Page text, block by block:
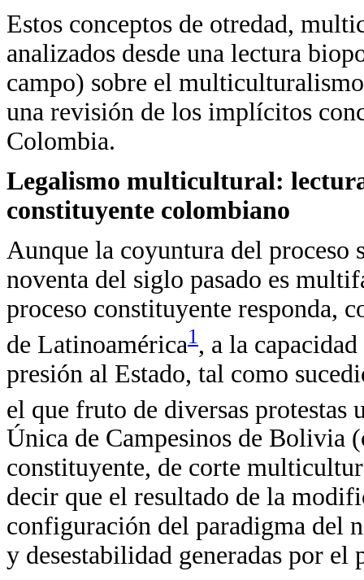
Estos conceptos de otredad,
analizados desde una lectura
campo) sobre el
una revisión de los implícitos
Colombia.
Legalismo multicultural:
constituyente colombiano
Aunque la coyuntura del proceso
noventa del siglo pasado es
proceso constituyente responda,
de Latinoamérica1, a la
presión al Estado, tal como
el que fruto de diversas protestas
Única de Campesinos de Bolivia
constituyente, de corte
decir que el resultado de la
configuración del paradigma del
y desestabilidad generadas por